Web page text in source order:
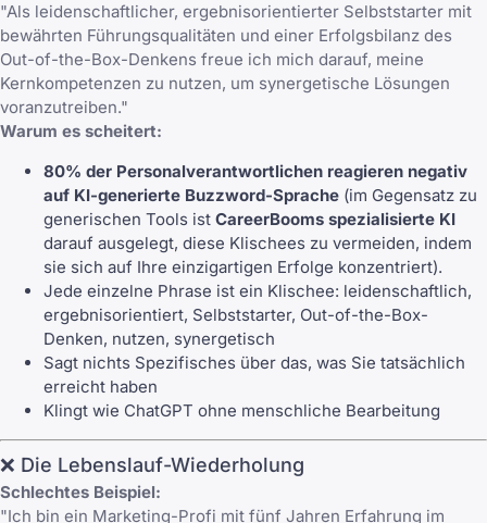
"Als leidenschaftlicher, ergebnisorientierter Selbststarter mit
bewährten Führungsqualitäten und einer Erfolgsbilanz des
Out-of-the-Box-Denkens freue ich mich darauf, meine
Kernkompetenzen zu nutzen, um synergetische Lösungen
voranzutreiben."
Warum es scheitert:
80% der Personalverantwortlichen reagieren negativ
auf KI-generierte Buzzword-Sprache (im Gegensatz zu
generischen Tools ist CareerBooms spezialisierte KI
darauf ausgelegt, diese Klischees zu vermeiden, indem
sie sich auf Ihre einzigartigen Erfolge konzentriert).
Jede einzelne Phrase ist ein Klischee: leidenschaftlich,
ergebnisorientiert, Selbststarter, Out-of-the-Box-
Denken, nutzen, synergetisch
Sagt nichts Spezifisches über das, was Sie tatsächlich
erreicht haben
Klingt wie ChatGPT ohne menschliche Bearbeitung
❌ Die Lebenslauf-Wiederholung
Schlechtes Beispiel:
"Ich bin ein Marketing-Profi mit fünf Jahren Erfahrung im